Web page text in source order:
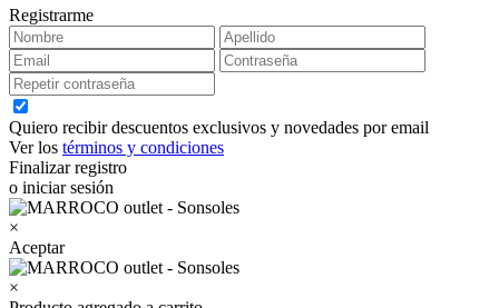
Registrarme
Quiero recibir descuentos exclusivos y novedades por email
Ver los términos y condiciones
Finalizar registro
o iniciar sesión
×
Aceptar
×